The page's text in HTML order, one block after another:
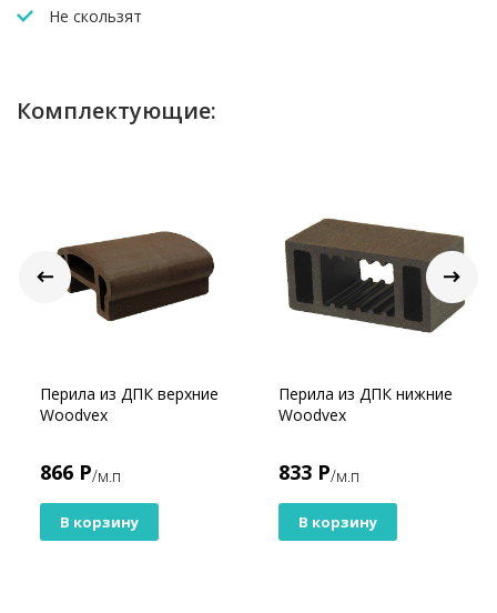
Не скользят
Комплектующие:
Перила из ДПК верхние
Woodvex
866 Р/м.п
В корзину
Перила из ДПК нижние
Woodvex
833 Р/м.п
В корзину